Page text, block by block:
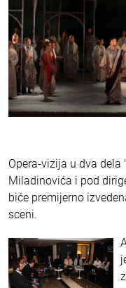
Opera-vizija u dva dela
Miladinovića i pod
biće premijerno
sceni.